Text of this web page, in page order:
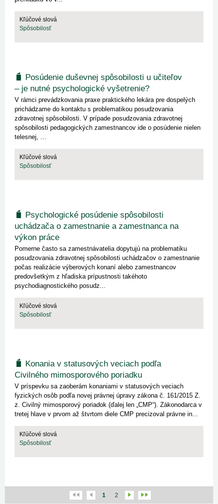
Kľúčové slová
Spôsobilosť
Posúdenie duševnej spôsobilosti u učiteľov
– je nutné psychologické vyšetrenie?
V rámci prevádzkovania praxe praktického lekára pre dospelých
prichádzame do kontaktu s problematikou posudzovania
zdravotnej spôsobilosti. V prípade posudzovania zdravotnej
spôsobilosti pedagogických zamestnancov ide o posúdenie nielen
telesnej, ...
Kľúčové slová
Spôsobilosť
Psychologické posúdenie spôsobilosti
uchádzača o zamestnanie a zamestnanca na
výkon práce
Pomerne často sa zamestnávatelia dopytujú na problematiku
posudzovania zdravotnej spôsobilosti uchádzačov o zamestnanie
počas realizácie výberových konaní alebo zamestnancov
predovšetkým z hľadiska prípustnosti takéhoto
psychodiagnostického posudz...
Kľúčové slová
Spôsobilosť
Konania v statusových veciach podľa
Civilného mimosporového poriadku
V príspevku sa zaoberám konaniami v statusových veciach
fyzických osôb podľa novej právnej úpravy zákona č. 161/2015 Z.
z. Civilný mimosporový poriadok (ďalej len „CMP“). Zákonodarca v
tretej hlave v prvom až štvrtom diele CMP precizoval právne in...
Kľúčové slová
Spôsobilosť
1 2